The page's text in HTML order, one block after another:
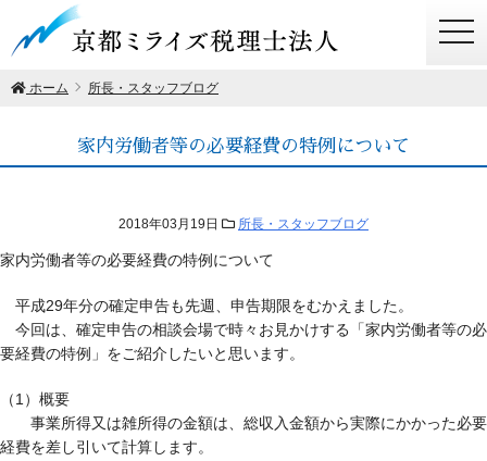
ホーム 所長・スタッフブログ
家内労働者等の必要経費の特例について
2018年03月19日 所長・スタッフブログ
家内労働者等の必要経費の特例について
平成29年分の確定申告も先週、申告期限をむかえました。
今回は、確定申告の相談会場で時々お見かけする「家内労働者等の必
要経費の特例」をご紹介したいと思います。
（1）概要
事業所得又は雑所得の金額は、総収入金額から実際にかかった必要
経費を差し引いて計算します。